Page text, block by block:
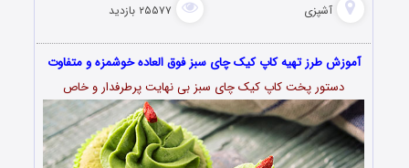
آشپزی ۲۵۵۷۷ بازدید
آموزش طرز تهیه کاپ کیک چای سبز فوق العاده خوشمزه و متفاوت
دستور پخت کاپ کیک چای سبز بی نهایت پرطرفدار و خاص